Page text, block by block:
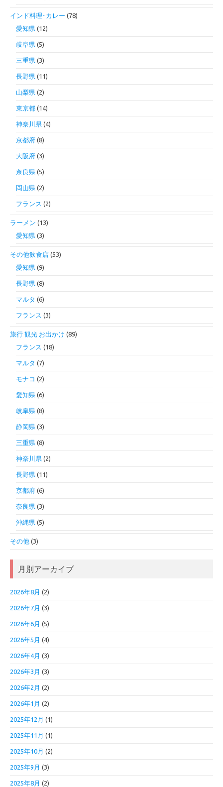
インド料理･カレー (78)
愛知県 (12)
岐阜県 (5)
三重県 (3)
長野県 (11)
山梨県 (2)
東京都 (14)
神奈川県 (4)
京都府 (8)
大阪府 (3)
奈良県 (5)
岡山県 (2)
フランス (2)
ラーメン (13)
愛知県 (3)
その他飲食店 (53)
愛知県 (9)
長野県 (8)
マルタ (6)
フランス (3)
旅行 観光 お出かけ (89)
フランス (18)
マルタ (7)
モナコ (2)
愛知県 (6)
岐阜県 (8)
静岡県 (3)
三重県 (8)
神奈川県 (2)
長野県 (11)
京都府 (6)
奈良県 (3)
沖縄県 (5)
その他 (3)
月別アーカイブ
2026年8月 (2)
2026年7月 (3)
2026年6月 (5)
2026年5月 (4)
2026年4月 (3)
2026年3月 (3)
2026年2月 (2)
2026年1月 (2)
2025年12月 (1)
2025年11月 (1)
2025年10月 (2)
2025年9月 (3)
2025年8月 (2)